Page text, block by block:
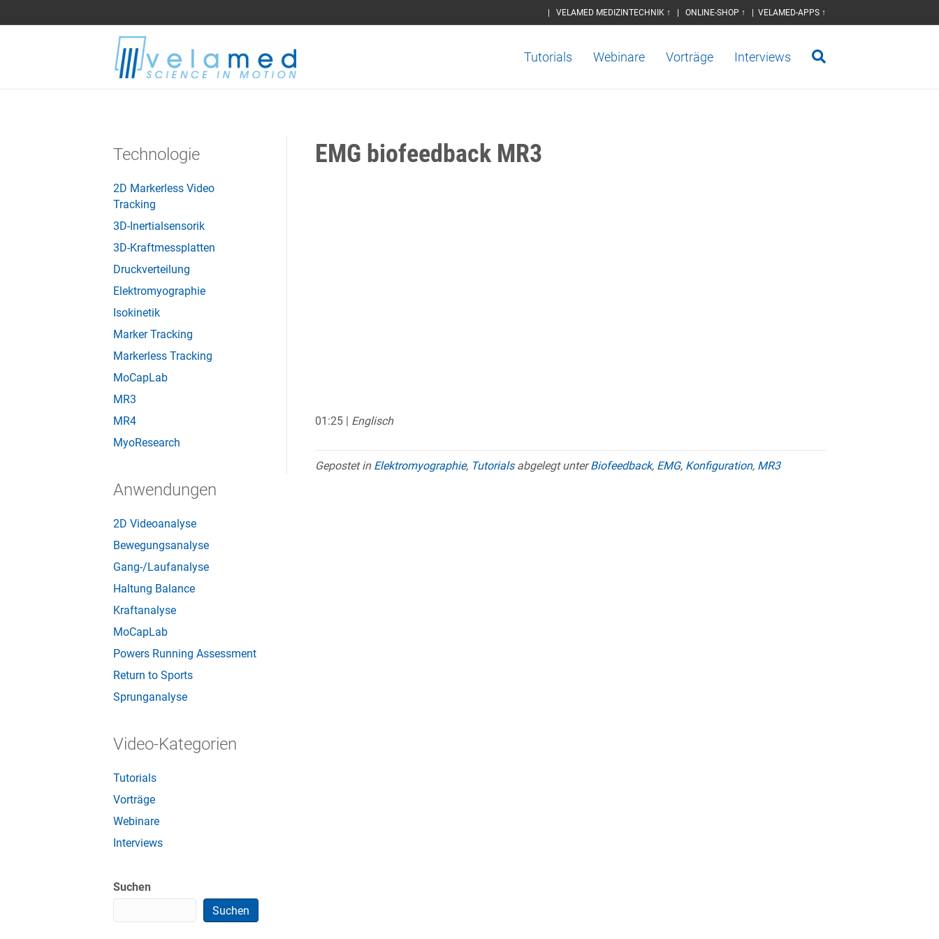
| VELAMED MEDIZINTECHNIK ↑ | ONLINE-SHOP ↑ | VELAMED-APPS ↑
Tutorials Webinare Vorträge Interviews
Technologie
2D Markerless Video
Tracking
3D-Inertialsensorik
3D-Kraftmessplatten
Druckverteilung
Elektromyographie
Isokinetik
Marker Tracking
Markerless Tracking
MoCapLab
MR3
MR4
MyoResearch
Anwendungen
2D Videoanalyse
Bewegungsanalyse
Gang-/Laufanalyse
Haltung Balance
Kraftanalyse
MoCapLab
Powers Running Assessment
Return to Sports
Sprunganalyse
Video-Kategorien
Tutorials
Vorträge
Webinare
Interviews
Suchen
Suchen
EMG biofeedback MR3
01:25 | Englisch
Gepostet in Elektromyographie, Tutorialsabgelegt unterBiofeedback, EMG, Konfiguration, MR3